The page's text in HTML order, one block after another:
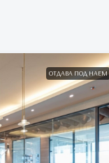
ОТДАВА ПОД НАЕМ